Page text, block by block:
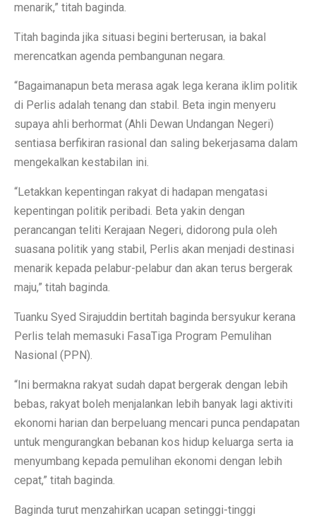
menarik,” titah baginda.
Titah baginda jika situasi begini berterusan, ia bakal
merencatkan agenda pembangunan negara.
“Bagaimanapun beta merasa agak lega kerana iklim politik
di Perlis adalah tenang dan stabil. Beta ingin menyeru
supaya ahli berhormat (Ahli Dewan Undangan Negeri)
sentiasa berfikiran rasional dan saling bekerjasama dalam
mengekalkan kestabilan ini.
“Letakkan kepentingan rakyat di hadapan mengatasi
kepentingan politik peribadi. Beta yakin dengan
perancangan teliti Kerajaan Negeri, didorong pula oleh
suasana politik yang stabil, Perlis akan menjadi destinasi
menarik kepada pelabur-pelabur dan akan terus bergerak
maju,” titah baginda.
Tuanku Syed Sirajuddin bertitah baginda bersyukur kerana
Perlis telah memasuki FasaTiga Program Pemulihan
Nasional (PPN).
“Ini bermakna rakyat sudah dapat bergerak dengan lebih
bebas, rakyat boleh menjalankan lebih banyak lagi aktiviti
ekonomi harian dan berpeluang mencari punca pendapatan
untuk mengurangkan bebanan kos hidup keluarga serta ia
menyumbang kepada pemulihan ekonomi dengan lebih
cepat,” titah baginda.
Baginda turut menzahirkan ucapan setinggi-tinggi